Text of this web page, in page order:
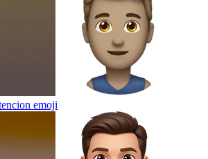
emoji